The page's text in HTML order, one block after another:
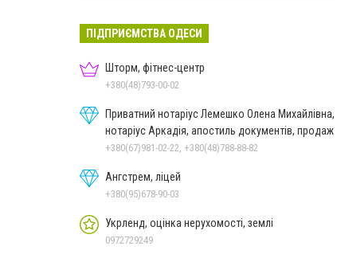
ПІДПРИЄМСТВА ОДЕСИ
Шторм, фітнес-центр
+380(48)793-00-02
Приватний нотаріус Лемешко Олена Михайлівна,
нотаріус Аркадія, апостиль документів, продаж
+380(67)981-02-22, +380(48)788-88-82
Ангстрем, ліцей
+380(95)678-90-03
Укрленд, оцінка нерухомості, землі
0972729249